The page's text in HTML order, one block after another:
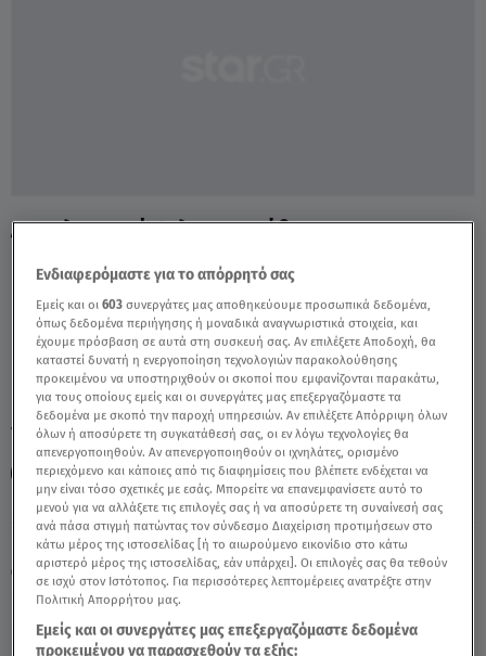
Κυριακή 9 Αυγούστου 2026
07.07.22, 17:40 ΕΛΛΑΔΑ
Αποκλειστικό: Όλη Η Κατάθεση Της
TAGS: ΧΡΙΣΤΙΝΑ ΤΣΑΚΩΝΑ ΑΛΗΘΕΙΕΣ ΜΕ ΤΗ ΖΗΝΑ
ΠΑΤΡΑ
Ενδιαφερόμαστε για το απόρρητό σας
Εμείς και οι603 συνεργάτες μας αποθηκεύουμε προσωπικά δεδομένα,
όπως δεδομένα περιήγησης ή μοναδικά αναγνωριστικά στοιχεία, και
έχουμε πρόσβαση σε αυτά στη συσκευή σας. Αν επιλέξετε Αποδοχή, θα
καταστεί δυνατή η ενεργοποίηση τεχνολογιών παρακολούθησης
προκειμένου να υποστηριχθούν οι σκοποί που εμφανίζονται παρακάτω,
για τους οποίους εμείς και οι συνεργάτες μας επεξεργαζόμαστε τα
δεδομένα με σκοπό την παροχή υπηρεσιών. Αν επιλέξετε Απόρριψη όλων
όλων ή αποσύρετε τη συγκατάθεσή σας, οι εν λόγω τεχνολογίες θα
απενεργοποιηθούν. Αν απενεργοποιηθούν οι ιχνηλάτες, ορισμένο
περιεχόμενο και κάποιες από τις διαφημίσεις που βλέπετε ενδέχεται να
μην είναι τόσο σχετικές με εσάς. Μπορείτε να επανεμφανίσετε αυτό το
μενού για να αλλάξετε τις επιλογές σας ή να αποσύρετε τη συναίνεσή σας
ανά πάσα στιγμή πατώντας τον σύνδεσμο Διαχείριση προτιμήσεων στο
κάτω μέρος της ιστοσελίδας [ή το αιωρούμενο εικονίδιο στο κάτω
αριστερό μέρος της ιστοσελίδας, εάν υπάρχει]. Οι επιλογές σας θα τεθούν
σε ισχύ στον Ιστότοπος. Για περισσότερες λεπτομέρειες ανατρέξτε στην
Πολιτική Απορρήτου μας.
Εμείς και οι συνεργάτες μας επεξεργαζόμαστε δεδομένα
προκειμένου να παρασχεθούν τα εξής: